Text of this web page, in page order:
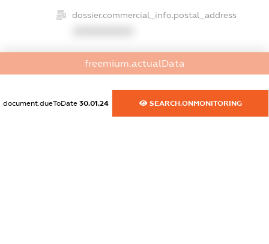
dossier.commercial_info.postal_address
XXXXXXXXXX
dossier.commercial_info.fax
XXXXXXXXXX
freemium.actualData
document.dueToDate 30.01.24 SEARCH.ONMONITORING